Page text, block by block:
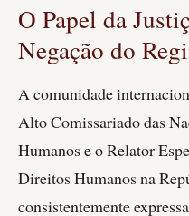
O Papel da
Negação do
A comunidade
Alto Comissariado das
Humanos e o Relator
Direitos Humanos na
consistentemente